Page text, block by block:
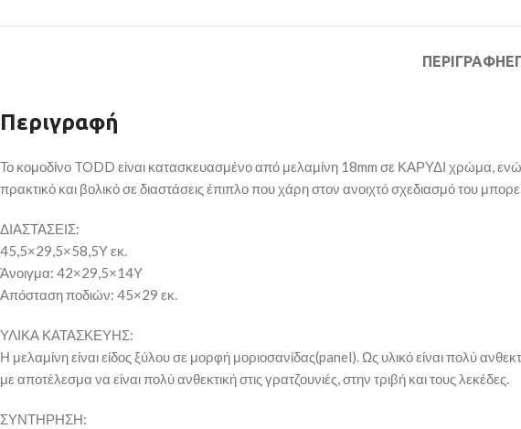
ΠΕΡΙΓΡΑΦΉ
Περιγραφή
Το κομοδίνο TODD είναι κατασκευασμένο από μελαμίνη 18mm σε ΚΑΡΥΔΙ χρώμα,
πρακτικό και βολικό σε διαστάσεις έπιπλο που χάρη στον ανοιχτό σχεδιασμό του
ΔΙΑΣΤΑΣΕΙΣ:
45,5×29,5×58,5Υ εκ.
Άνοιγμα: 42×29,5×14Υ
Απόσταση ποδιών: 45×29 εκ.
ΥΛΙΚΑ ΚΑΤΑΣΚΕΥΗΣ:
Η μελαμίνη είναι είδος ξύλου σε μορφή μοριοσανίδας(panel). Ως υλικό είναι πολύ
με αποτέλεσμα να είναι πολύ ανθεκτική στις γρατζουνιές, στην τριβή και τους λεκέδες.
ΣΥΝΤΗΡΗΣΗ: